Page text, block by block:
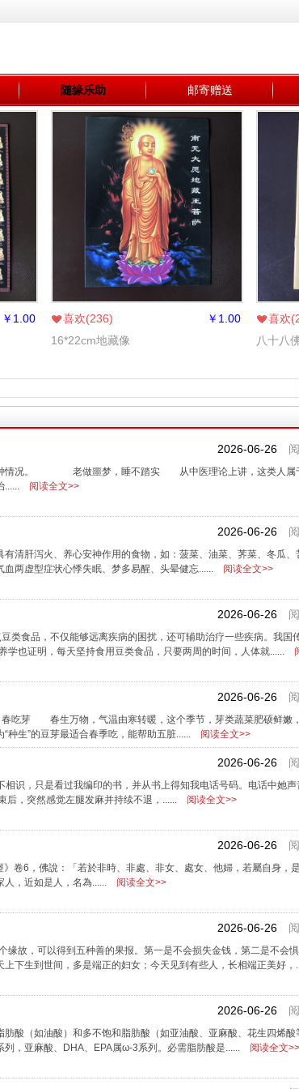
随缘乐助 邮寄赠送
￥ 1.00 ￥ 1.00
喜欢(236)
16*22cm地藏像
喜欢(
八十八
2026-06-26阅
五种情况。 老做噩梦，睡不踏实 从中医理论上讲，这类人属
......
阅读全文>>
2026-06-26阅
清肝泻火、养心安神作用的食物，如：菠菜、油菜、荠菜、冬瓜
两虚型症状心悸失眠、梦多易醒、头晕健忘......
阅读全文>>
2026-06-26阅
类食品，不仅能够远离疾病的困扰，还可辅助治疗一些疾病。我国
学也证明，每天坚持食用豆类食品，只要两周的时间，人体就......
2026-06-26阅
春吃芽 春生万物，气温由寒转暖，这个季节，芽类蔬菜肥硕鲜嫩
种生”的豆芽最适合春季吃，能帮助五脏......
阅读全文>>
2026-06-26阅
识，只是看过我编印的书，并从书上得知我电话号码。电话中她声
，突然感觉左腿发麻并持续不退，......
阅读全文>>
2026-06-26阅
，佛說：「若於非時、非處、非女、處女、他婦，若屬自身，
，近如是人，名為......
阅读全文>>
2026-06-26阅
故，可以得到五种善的果报。第一是不会损失金钱，第二是不会
下生到世间，多是端正的妇女；今天见到有些人，长相端正美好，
2026-06-26阅
酸（如油酸）和多不饱和脂肪酸（如亚油酸、亚麻酸、花生四烯
，亚麻酸、DHA、EPA属ω-3系列。必需脂肪酸是......
阅读全文>>